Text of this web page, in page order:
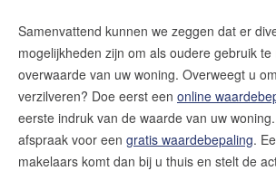
Samenvattend kunnen we zeggen dat er
mogelijkheden zijn om als oudere gebruik
overwaarde van uw woning. Overweegt u
verzilveren? Doe eerst een online
eerste indruk van de waarde van uw
afspraak voor een gratis waardebepaling.
makelaars komt dan bij u thuis en stelt de